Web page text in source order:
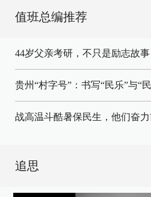
值班总编推荐
44岁父亲考研，不只是励志故事
贵州“村字号”：书写“民乐”与“
战高温斗酷暑保民生，他们奋
追思